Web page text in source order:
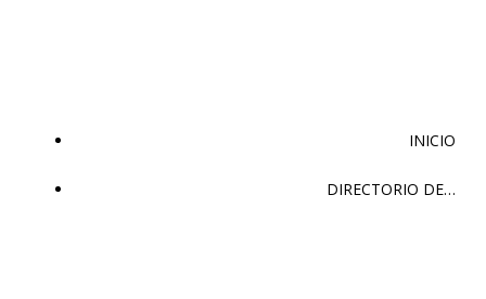
INICIO
DIRECTORIO DE…